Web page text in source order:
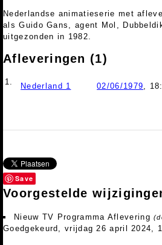
Nederlandse animatieserie met
als Guido Gans, agent Mol,
uitgezonden in 1982.
Afleveringen (1)
1. Nederland 1 02/06/1979 ,
Save
Voorgestelde
Nieuw TV Programma Aflevering
Goedgekeurd, vrijdag 26 april 2024,